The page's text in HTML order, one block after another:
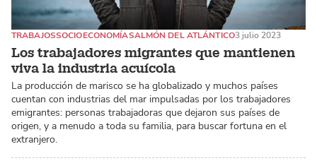
Los trabajadores migrantes que mantienen
viva la industria acuícola
TRABAJOSSOCIOECONOMÍASALMÓN DEL ATLÁNTICO3 julio 2023
La producción de marisco se ha globalizado y muchos países
cuentan con industrias del mar impulsadas por los trabajadores
emigrantes: personas trabajadoras que dejaron sus países de
origen, y a menudo a toda su familia, para buscar fortuna en el
extranjero.